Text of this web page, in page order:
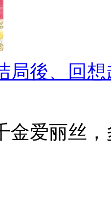
局後、回
金爱丽丝，